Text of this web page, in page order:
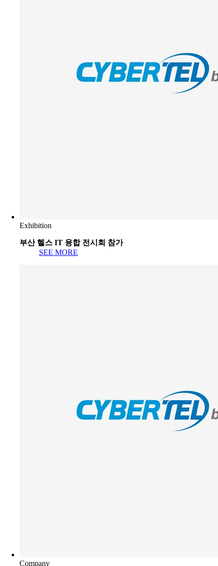
Exhibition
부산 헬스 IT 융합 전시회 참가
SEE MORE
Company